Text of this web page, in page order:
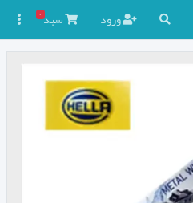
ورود سبد۰